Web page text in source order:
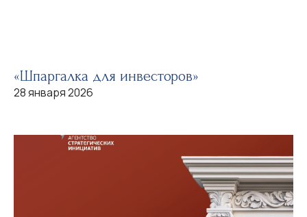
«Шпаргалка для инвесторов»
28 января 2026